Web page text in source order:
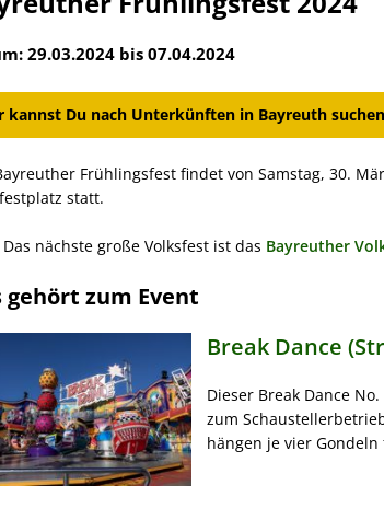
29.03.2024 bis 07.04.2024
kannst Du nach Unterkünften in Bayreuth
Frühlingsfest findet von Samstag, 30.
statt.
Das nächste große Volksfest ist das Bayreuther
gehört zum Event
Break Dance
Dieser Break Dance
zum
hängen je vier Gondeln